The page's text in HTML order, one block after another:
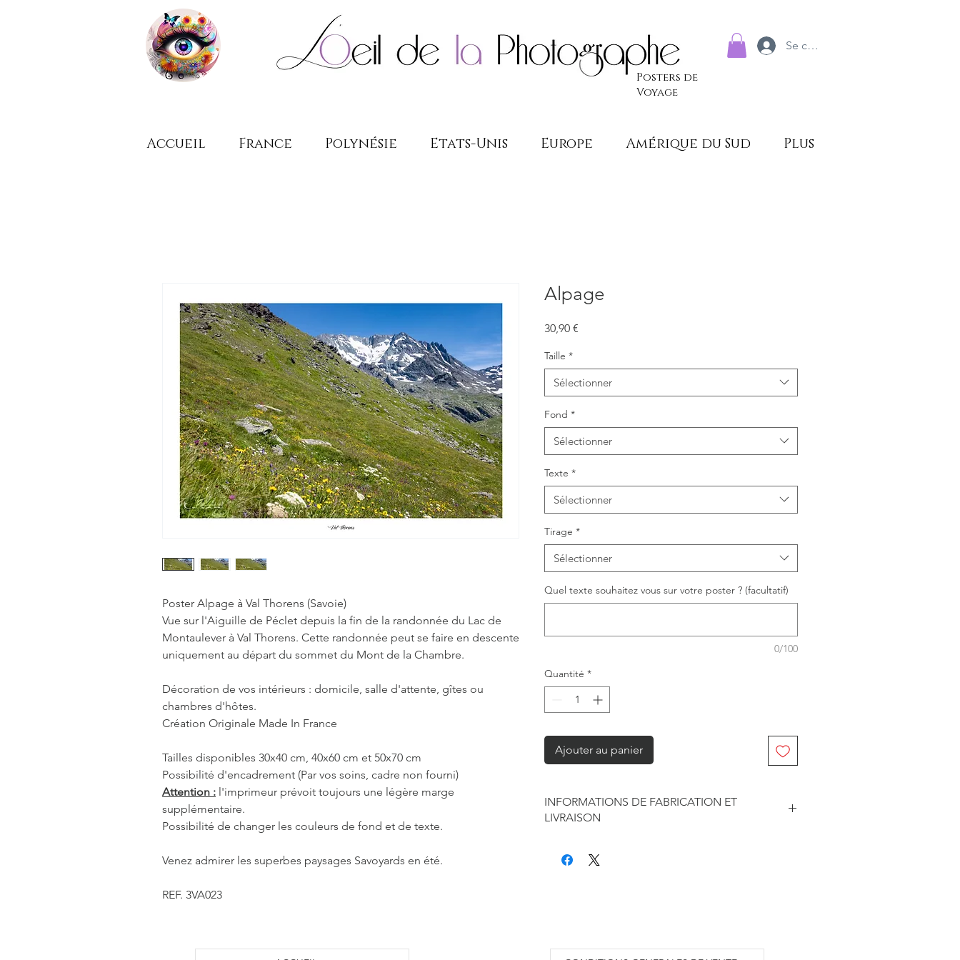
Posters de
Voyage
Se connecter
Accueil France Polynésie Etats-Unis Europe Amérique du Sud Plus
Poster Alpage à Val Thorens (Savoie)
Vue sur l'Aiguille de Péclet depuis la fin de la randonnée du Lac de
Montaulever à Val Thorens. Cette randonnée peut se faire en descente
uniquement au départ du sommet du Mont de la Chambre.
Décoration de vos intérieurs : domicile, salle d'attente, gîtes ou
chambres d'hôtes.
Création Originale Made In France
Tailles disponibles 30x40 cm, 40x60 cm et 50x70 cm
Possibilité d'encadrement (Par vos soins, cadre non fourni)
Attention : l'imprimeur prévoit toujours une légère marge
supplémentaire.
Possibilité de changer les couleurs de fond et de texte.
Venez admirer les superbes paysages Savoyards en été.
REF. 3VA023
Alpage
30,90 €
Taille *
Sélectionner
Fond *
Sélectionner
Texte *
Sélectionner
Tirage *
Sélectionner
Quel texte souhaitez vous sur votre poster ? (facultatif)
0/100
Quantité *
Ajouter au panier
INFORMATIONS DE FABRICATION ET
LIVRAISON
seule à sa réalisation. Je suis maître de mes délais
généralement de 2 à 3 jours ouvrés.